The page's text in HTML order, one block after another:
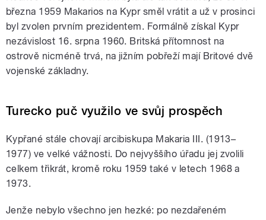
března 1959 Makarios na Kypr směl vrátit a už v prosinci
byl zvolen prvním prezidentem. Formálně získal Kypr
nezávislost 16. srpna 1960. Britská přítomnost na
ostrově nicméně trvá, na jižním pobřeží mají Britové dvě
vojenské základny.
Turecko puč využilo ve svůj prospěch
Kypřané stále chovají arcibiskupa Makaria III. (1913–
1977) ve velké vážnosti. Do nejvyššího úřadu jej zvolili
celkem třikrát, kromě roku 1959 také v letech 1968 a
1973.
Jenže nebylo všechno jen hezké: po nezdařeném